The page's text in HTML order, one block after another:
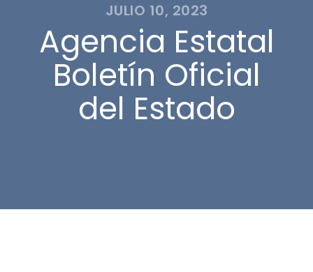
JULIO 10, 2023
Agencia Estatal
Boletín Oficial
del Estado